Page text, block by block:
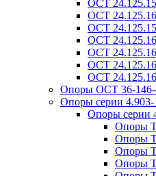
ОСТ
ОСТ
ОСТ
ОСТ
ОСТ
ОСТ
ОСТ
Опоры ОСТ 36-146-
Опоры серии
Опоры серии
Опоры
Опоры
Опоры
Опоры